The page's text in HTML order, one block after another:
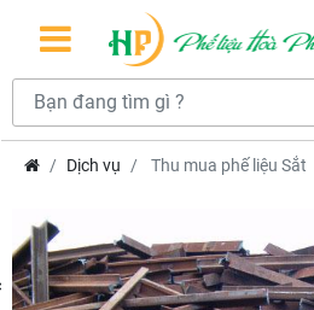
Dịch vụ Thu mua phế liệu Sắt